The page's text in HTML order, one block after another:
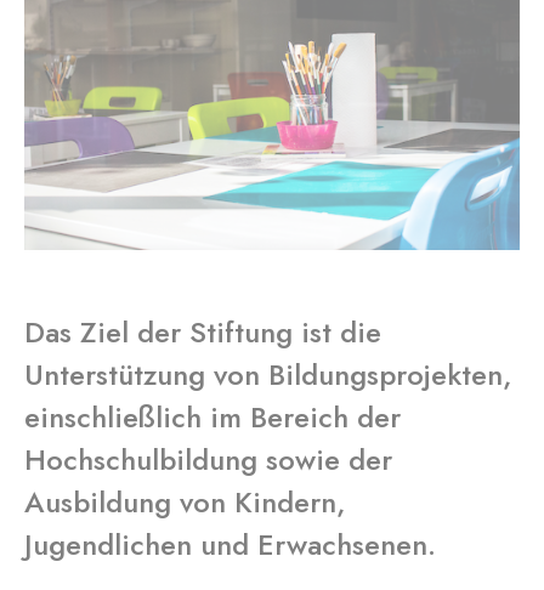
Das Ziel der Stiftung ist die
Unterstützung von Bildungsprojekten,
einschließlich im Bereich der
Hochschulbildung sowie der
Ausbildung von Kindern,
Jugendlichen und Erwachsenen.